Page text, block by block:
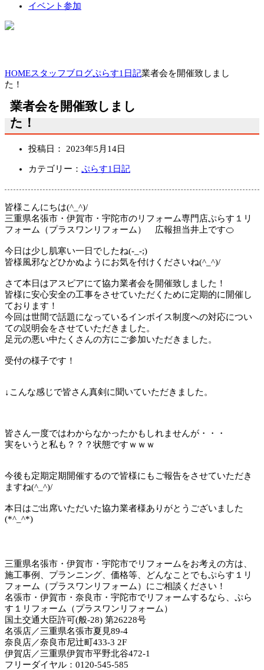
イベント参加
HOMEスタッフブログぷらす1日記業者会を開催致しまし
た！
業者会を開催致しまし
た！
投稿日： 2023年5月14日
カテゴリー： ぷらす1日記
皆様こんにちは(^_^)/
三重県名張市・伊賀市・宇陀市のリフォーム専門店ぷらす１リ
フォーム（プラスワンリフォーム） 広報担当井上です🍊
今日は少し肌寒い一日でしたね(-_-;)
皆様風邪などひかぬようにお気を付けくださいね(^_^)/
さて本日はアスピアにて協力業者会を開催致しました！
皆様に安心安全の工事をさせていただくために定期的に開催し
ております！
今回は世間で話題になっているインボイス制度への対応につい
ての説明会をさせていただきました。
足元の悪い中たくさんの方にご参加いただきました。
受付の様子です！
↓こんな感じで皆さん真剣に聞いていただきました。
皆さん一度ではわからなかったかもしれませんが・・・
実をいうと私も？？？状態ですｗｗｗ
今後も定期定期開催するので皆様にもご報告をさせていただき
ますね(^_^)/
本日はご出席いただいた協力業者様ありがとうございました
(*^_^*)
三重県名張市・伊賀市・宇陀市でリフォームをお考えの方は、
施工事例、プランニング、価格等、どんなことでもぷらす１リ
フォーム（プラスワンリフォーム）にご相談ください！
名張市・伊賀市・奈良市・宇陀市でリフォームするなら、ぷら
す１リフォーム（プラスワンリフォーム）
国土交通大臣許可(般-28) 第26228号
名張店／三重県名張市夏見89-4
奈良店／奈良市尼辻町433-3 2F
伊賀店／三重県伊賀市平野北谷472-1
フリーダイヤル：0120-545-585